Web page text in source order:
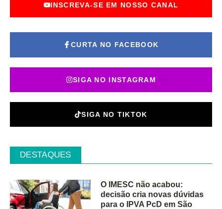
INSCREVA-SE EM NOSSO CANAL
CURTA NO FACEBOOK
SIGA NO INSTAGRAM
SIGA NO TIKTOK
DESTAQUES
O IMESC não acabou:
decisão cria novas dúvidas
para o IPVA PcD em São